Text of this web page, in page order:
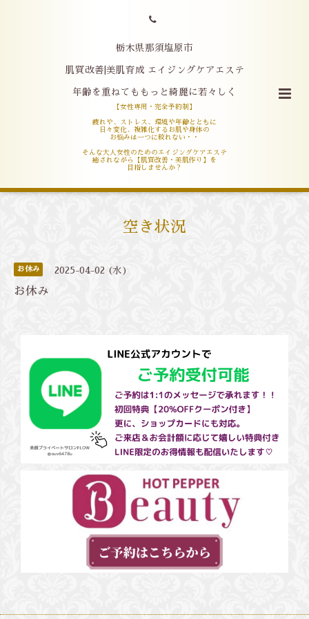
栃木県那須塩原市
肌質改善|美肌育成 エイジングケアエステ
年齢を重ねてももっと綺麗に若々しく
【女性専用・完全予約制】
疲れや、ストレス、環境や年齢とともに
日々変化、複雑化するお肌や身体の
お悩みは一つに絞れない・・
そんな大人女性のためのエイジングケアエステ
癒されながら【肌質改善・美肌作り】を
目指しませんか？
空き状況
お休み 2025-04-02 (水)
お休み